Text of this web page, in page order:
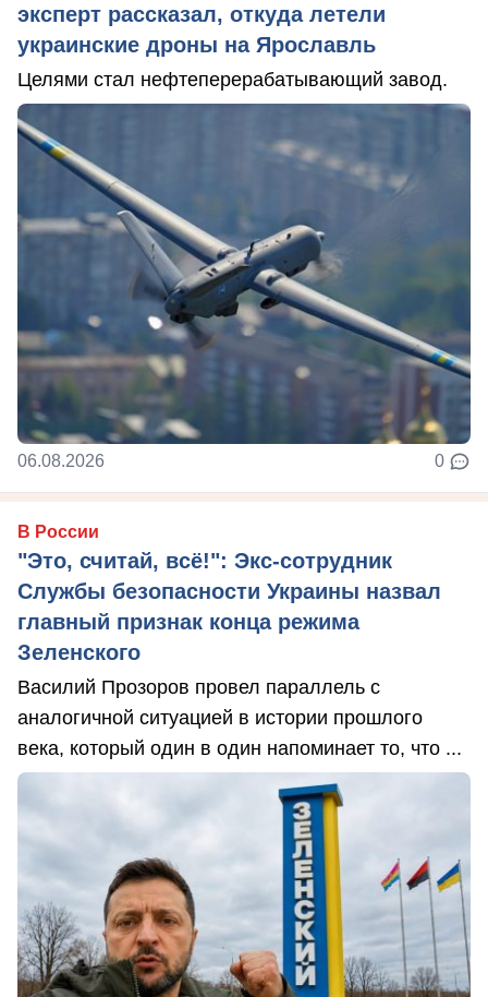
эксперт рассказал, откуда летели
украинские дроны на Ярославль
Целями стал нефтеперерабатывающий завод.
06.08.2026 0
В России
"Это, считай, всё!": Экс-сотрудник
Службы безопасности Украины назвал
главный признак конца режима
Зеленского
Василий Прозоров провел параллель с
аналогичной ситуацией в истории прошлого
века, который один в один напоминает то, что ...